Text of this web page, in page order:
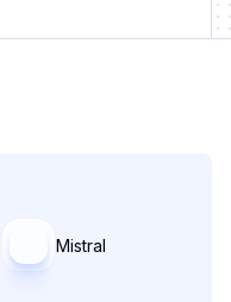
Mistral